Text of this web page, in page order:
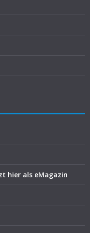
hier als eMagazin